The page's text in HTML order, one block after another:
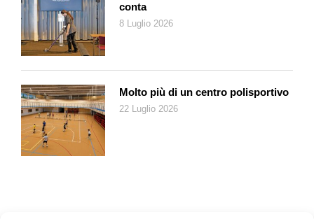
conta
8 Luglio 2026
Molto più di un centro polisportivo
22 Luglio 2026